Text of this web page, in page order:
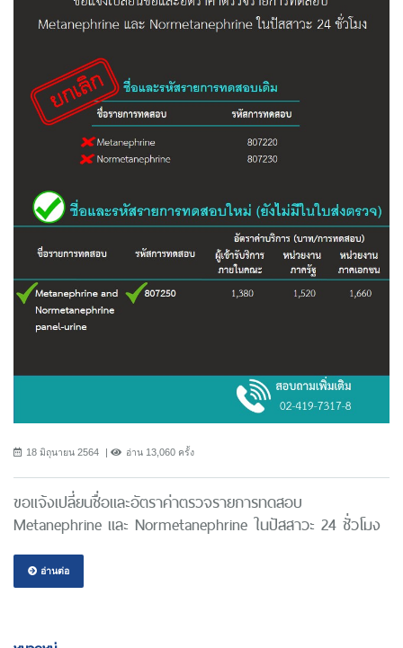
18 มิถุนายน 2564 อ่าน 13,060 ครั้ง
ขอแจ้งเปลี่ยนชื่อและอัตราค่าตรวจรายการทดสอบ
Metanephrine และ Normetanephrine ในปัสสาวะ 24 ชั่วโมง
อ่านต่อ